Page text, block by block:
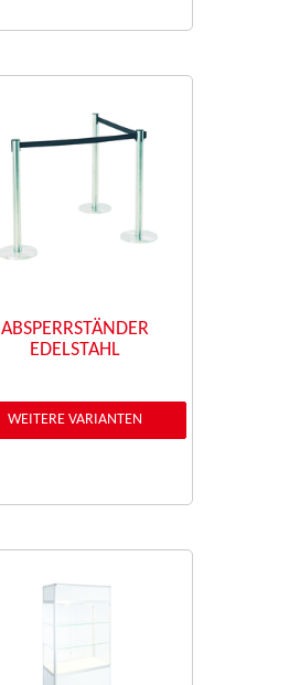
ABSPERRSTÄNDER
EDELSTAHL
WEITERE VARIANTEN